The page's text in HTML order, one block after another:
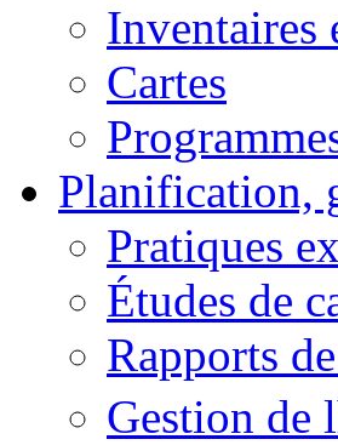
Inventaires
Cartes
Planification,
Pratiques
Études de
Rapports
Gestion de